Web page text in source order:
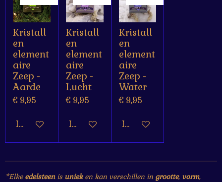
Kristall
en
element
aire
Zeep -
Aarde
€ 9,95
In winkelwagen
Kristall
en
element
aire
Zeep -
Lucht
€ 9,95
In winkelwagen
Kristall
en
element
aire
Zeep -
Water
€ 9,95
In winkelwagen
*Elke edelsteenis unieken kan verschillen in grootte, vorm,